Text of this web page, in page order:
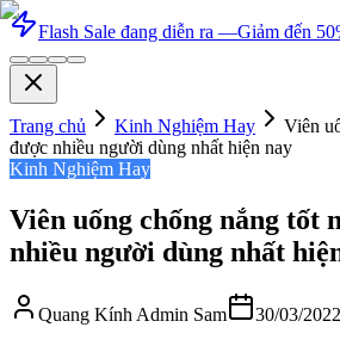
Flash Sale đang diễn ra —Giảm đến
Trang chủ Kinh Nghiệm Hay
Viên
được nhiều người dùng nhất hiện nay
Kinh Nghiệm Hay
Viên uống chống nắng tốt
nhiều người dùng nhất
Quang Kính Admin Sam 30/03/2022